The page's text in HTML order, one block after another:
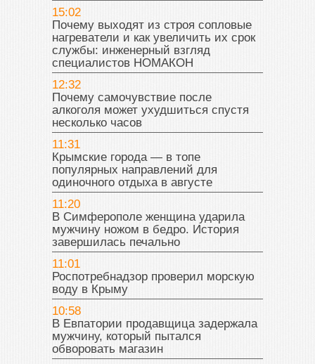
15:02
Почему выходят из строя сопловые
нагреватели и как увеличить их срок
службы: инженерный взгляд
специалистов НОМАКОН
12:32
Почему самочувствие после
алкоголя может ухудшиться спустя
несколько часов
11:31
Крымские города — в топе
популярных направлений для
одиночного отдыха в августе
11:20
В Симферополе женщина ударила
мужчину ножом в бедро. История
завершилась печально
11:01
Роспотребнадзор проверил морскую
воду в Крыму
10:58
В Евпатории продавщица задержала
мужчину, который пытался
обворовать магазин